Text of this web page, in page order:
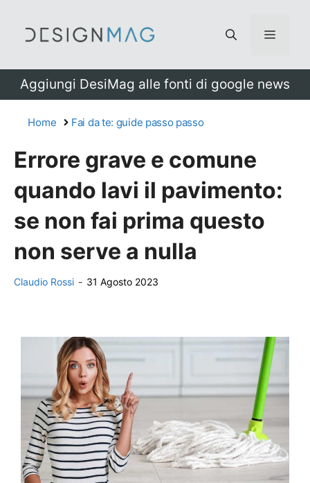
Menu
Aggiungi DesiMag alle fonti di google news
Home Fai da te: guide passo passo
Errore grave e comune
quando lavi il pavimento:
se non fai prima questo
non serve a nulla
Claudio Rossi - 31 Agosto 2023